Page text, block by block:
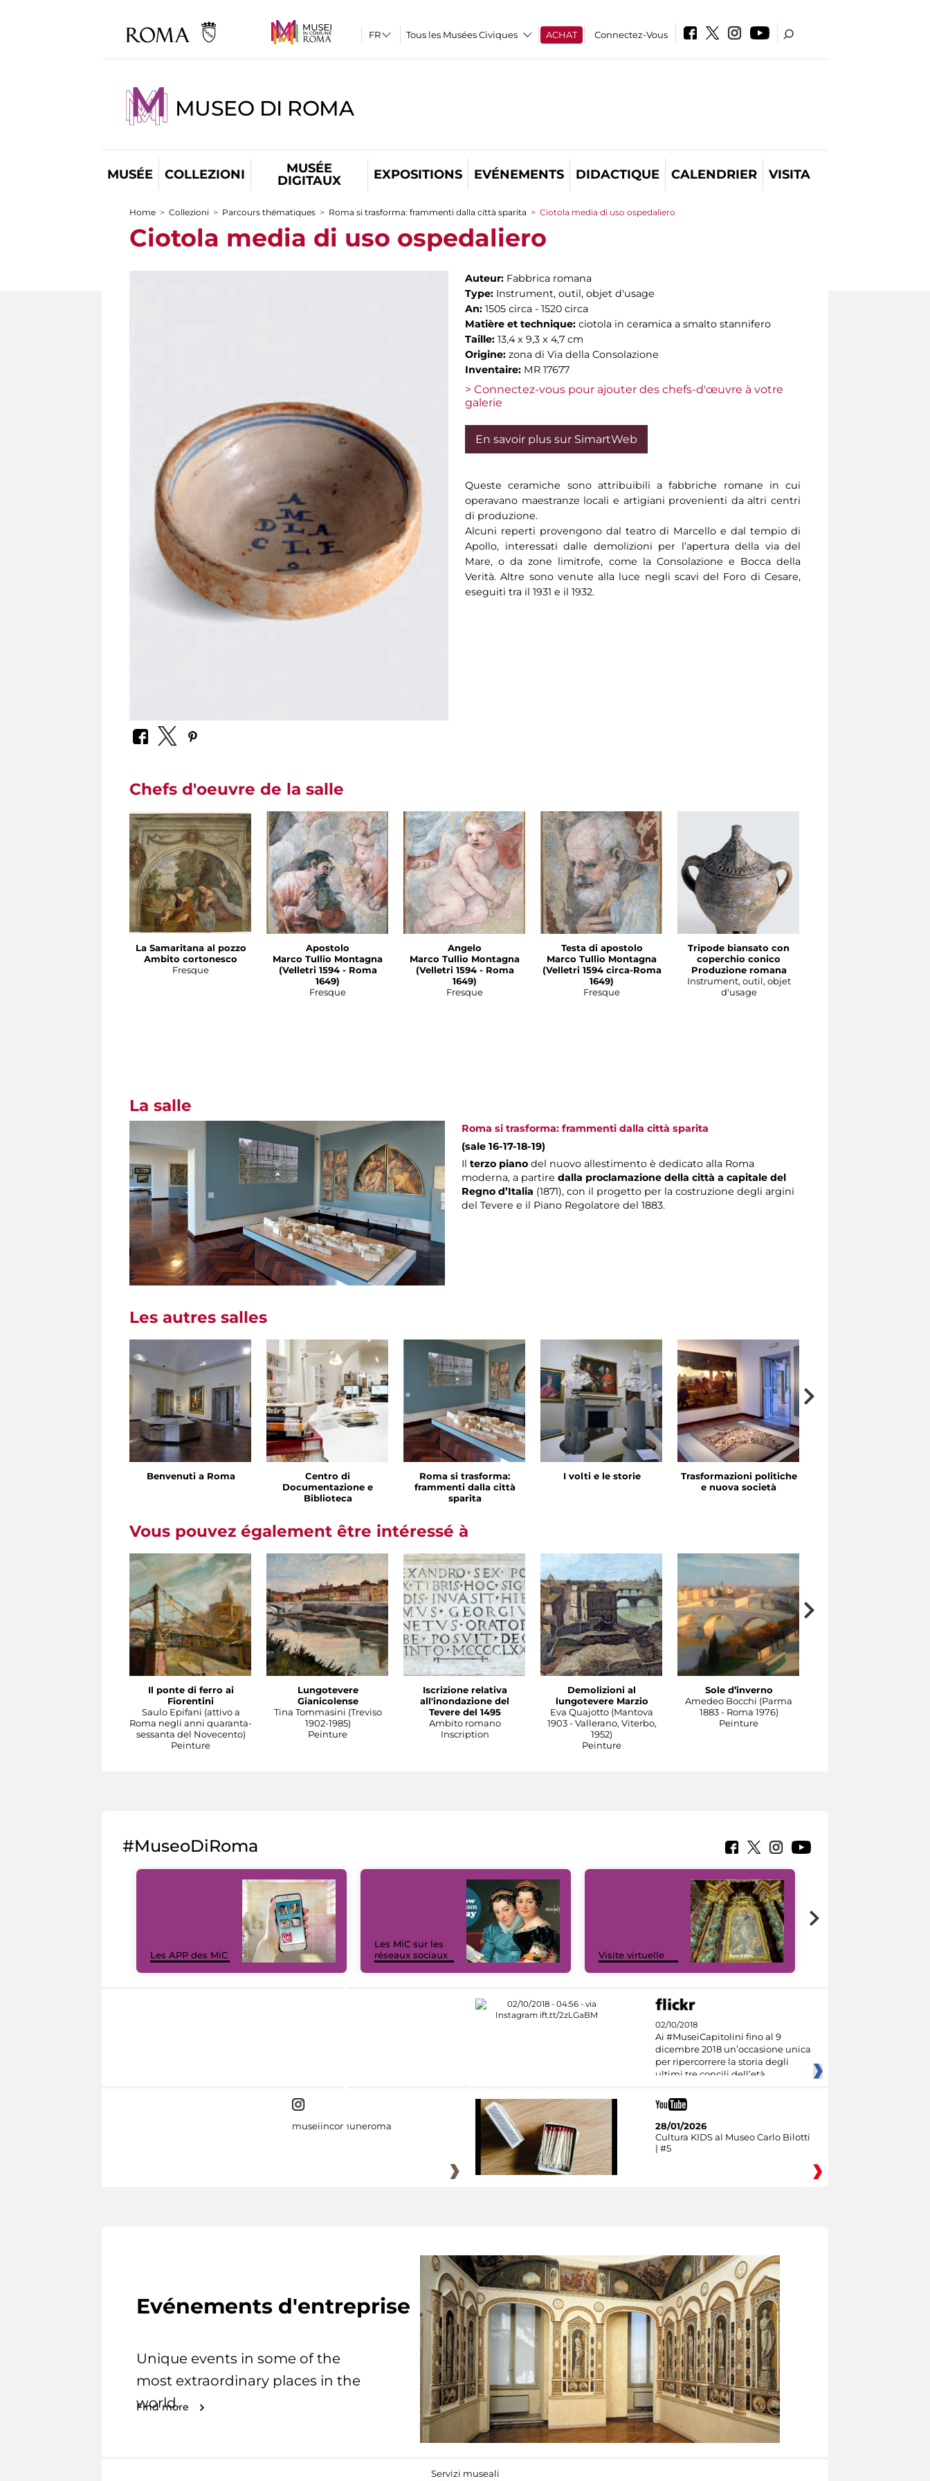
Tous les Musées Civiques ACHAT Connectez-Vous
MUSEO DI ROMA
MUSÉE COLLEZIONI
MUSÉE
DIGITAUX
EXPOSITIONS EVÉNEMENTS DIDACTIQUE CALENDRIER VISITA
You are here
Home > Collezioni > Parcours thématiques > Roma si trasforma: frammenti dalla città sparita > Ciotola media di uso ospedaliero
Ciotola media di uso ospedaliero
Auteur: Fabbrica romana
Type: Instrument, outil, objet d'usage
An: 1505 circa - 1520 circa
Matière et technique: ciotola in ceramica a smalto stannifero
Taille: 13,4 x 9,3 x 4,7 cm
Origine: zona di Via della Consolazione
Inventaire: MR 17677
> Connectez-vous pour ajouter des chefs-d'œuvre à votre
galerie
En savoir plus sur SimartWeb
Queste ceramiche sono attribuibili a fabbriche romane in cui
operavano maestranze locali e artigiani provenienti da altri centri
di produzione.
Alcuni reperti provengono dal teatro di Marcello e dal tempio di
Apollo, interessati dalle demolizioni per l’apertura della via del
Mare, o da zone limitrofe, come la Consolazione e Bocca della
Verità. Altre sono venute alla luce negli scavi del Foro di Cesare,
eseguiti tra il 1931 e il 1932.
Chefs d'oeuvre de la salle
La Samaritana al pozzo
Ambito cortonesco
Fresque
Apostolo
Marco Tullio Montagna
(Velletri 1594 - Roma
1649)
Fresque
Angelo
Marco Tullio Montagna
(Velletri 1594 - Roma
1649)
Fresque
Testa di apostolo
Marco Tullio Montagna
(Velletri 1594 circa-Roma
1649)
Fresque
Tripode biansato con
coperchio conico
Produzione romana
Instrument, outil, objet
d'usage
La salle
Roma si trasforma: frammenti dalla città sparita
(sale 16-17-18-19)
Ilterzo piano del nuovo allestimento è dedicato alla Roma
moderna, a partiredalla proclamazione della città a capitale del
Regno d’Italia (1871), con il progetto per la costruzione degli argini
del Tevere e il Piano Regolatore del 1883.
Les autres salles
Benvenuti a Roma
Centro di
Documentazione e
Biblioteca
Roma si trasforma:
frammenti dalla città
sparita
I volti e le storie
Trasformazioni politiche
e nuova società
Vous pouvez également être intéressé à
Il ponte di ferro ai
Fiorentini
Saulo Epifani (attivo a
Roma negli anni quaranta-
sessanta del Novecento)
Peinture
Lungotevere
Gianicolense
Tina Tommasini (Treviso
1902-1985)
Peinture
Iscrizione relativa
all'inondazione del
Tevere del 1495
Ambito romano
Inscription
Demolizioni al
lungotevere Marzio
Eva Quajotto (Mantova
1903 - Vallerano, Viterbo,
1952)
Peinture
Sole d’inverno
Amedeo Bocchi (Parma
1883 - Roma 1976)
Peinture
#MuseoDiRoma
Les APP des MiC
Les MiC sur les
réseaux sociaux
Visite virtuelle
02/10/2018
Ai #MuseiCapitolini fino al 9
dicembre 2018 un’occasione unica
per ripercorrere la storia degli
ultimi tre concili dell’età
museiincomuneroma
28/01/2026
Cultura KIDS al Museo Carlo Bilotti
| #5
Evénements d'entreprise
Unique events in some of the
most extraordinary places in the
world.
Find more
Servizi museali